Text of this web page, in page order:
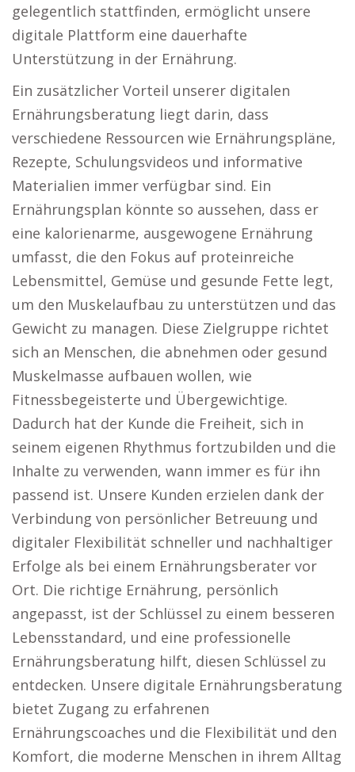
gelegentlich stattfinden, ermöglicht unsere
digitale Plattform eine dauerhafte
Unterstützung in der Ernährung.
Ein zusätzlicher Vorteil unserer digitalen
Ernährungsberatung liegt darin, dass
verschiedene Ressourcen wie Ernährungspläne,
Rezepte, Schulungsvideos und informative
Materialien immer verfügbar sind. Ein
Ernährungsplan könnte so aussehen, dass er
eine kalorienarme, ausgewogene Ernährung
umfasst, die den Fokus auf proteinreiche
Lebensmittel, Gemüse und gesunde Fette legt,
um den Muskelaufbau zu unterstützen und das
Gewicht zu managen. Diese Zielgruppe richtet
sich an Menschen, die abnehmen oder gesund
Muskelmasse aufbauen wollen, wie
Fitnessbegeisterte und Übergewichtige.
Dadurch hat der Kunde die Freiheit, sich in
seinem eigenen Rhythmus fortzubilden und die
Inhalte zu verwenden, wann immer es für ihn
passend ist. Unsere Kunden erzielen dank der
Verbindung von persönlicher Betreuung und
digitaler Flexibilität schneller und nachhaltiger
Erfolge als bei einem Ernährungsberater vor
Ort. Die richtige Ernährung, persönlich
angepasst, ist der Schlüssel zu einem besseren
Lebensstandard, und eine professionelle
Ernährungsberatung hilft, diesen Schlüssel zu
entdecken. Unsere digitale Ernährungsberatung
bietet Zugang zu erfahrenen
Ernährungscoaches und die Flexibilität und den
Komfort, die moderne Menschen in ihrem Alltag